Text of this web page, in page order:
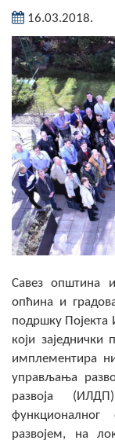
О
Замјеник
Статут
Састав
Службени
Вијести
16.03.2018.
Савез општина
опћина и
подршку Појекта
који
имплементира
управљања
развоја
развојем, на